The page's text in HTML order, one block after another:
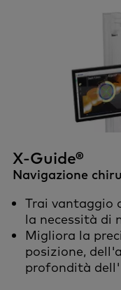
X-Guide®
Navigazione
Trai vantaggio
la necessità di
Migliora la
posizione,
profondità